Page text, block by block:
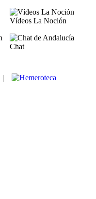
Vídeos La Noción
Chat
|